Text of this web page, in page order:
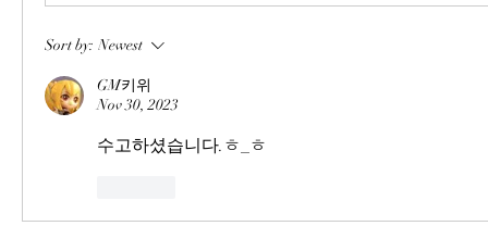
Sort by: Newest
GM키위
Nov 30, 2023
수고하셨습니다.ㅎ_ㅎ